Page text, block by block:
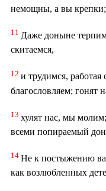
немощны, а вы крепки;
11 Даже доныне
скитаемся,
12 и трудимся,
благословляем; гонят
13 хулят нас, мы
всеми попираемый
14 Не к постыжению
как возлюбленных